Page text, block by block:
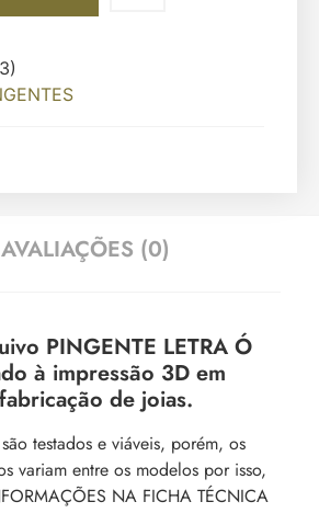
AVALIAÇÕES (0)
PINGENTE LETRA Ó
à impressão 3D em
de joias.
testados e viáveis, porém, os
variam entre os modelos por isso,
NA FICHA TÉCNICA